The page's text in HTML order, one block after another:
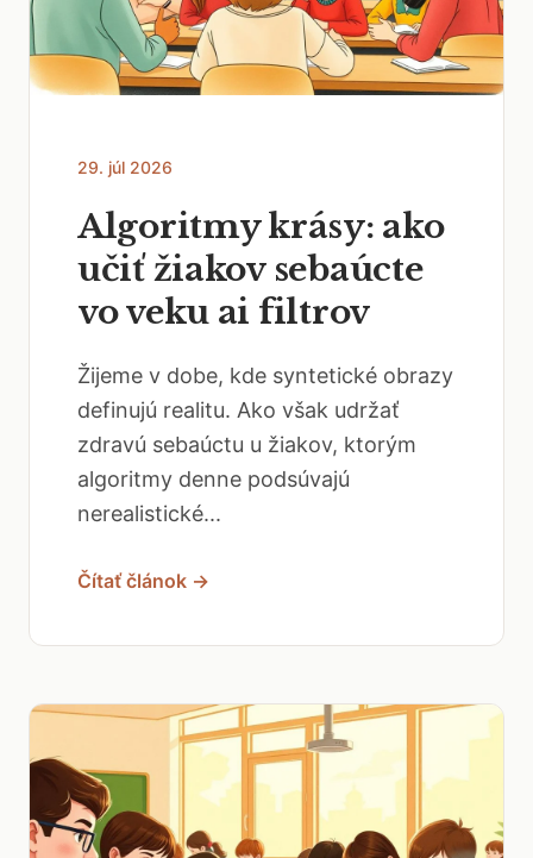
29. júl 2026
Algoritmy krásy: ako
učiť žiakov sebaúcte
vo veku ai filtrov
Žijeme v dobe, kde syntetické obrazy
definujú realitu. Ako však udržať
zdravú sebaúctu u žiakov, ktorým
algoritmy denne podsúvajú
nerealistické...
Čítať článok →